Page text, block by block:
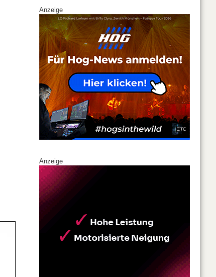
Anzeige
Anzeige